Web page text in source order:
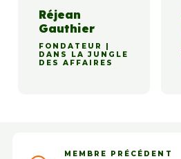
Réjean
Gauthier
FONDATEUR |
DANS LA JUNGLE
DES AFFAIRES
MEMBRE PRÉCÉDENT